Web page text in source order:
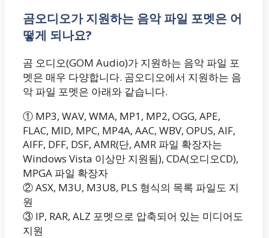
곰오디오가 지원하는 음악 파일 포멧은 어
떻게 되나요?
곰 오디오(GOM Audio)가 지원하는 음악 파일 포
멧은 매우 다양합니다. 곰오디오에서 지원하는 음
악 파일 포멧은 아래와 같습니다.
① MP3, WAV, WMA, MP1, MP2, OGG, APE,
FLAC, MID, MPC, MP4A, AAC, WBV, OPUS, AIF,
AIFF, DFF, DSF, AMR(단, AMR 파일 확장자는
Windows Vista 이상만 지원됨), CDA(오디오CD),
MPGA 파일 확장자
② ASX, M3U, M3U8, PLS 형식의 목록 파일도 지
원
③ IP, RAR, ALZ 포멧으로 압축되어 있는 미디어도
지원